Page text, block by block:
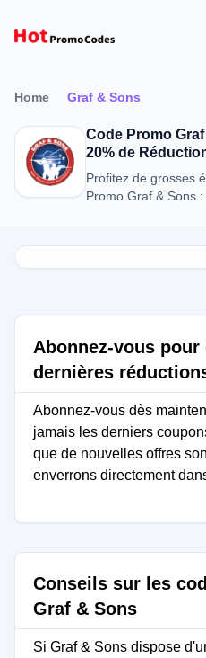
Home Graf & Sons
Code Promo
20% de
Profitez de grosses
Promo Graf & Sons
Abonnez-vous
dernières
Abonnez-vous dès
jamais les derniers
que de nouvelles offres
enverrons directement
Conseils sur les
Graf & Sons
Si Graf & Sons dispose